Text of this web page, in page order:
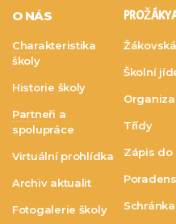
O NÁS
Charakteristika
školy
Historie školy
Partneři a
spolupráce
Virtuální prohlídka
Archiv aktualit
Fotogalerie školy
PRO ŽÁKY
Školní
Třídy
Zápis do